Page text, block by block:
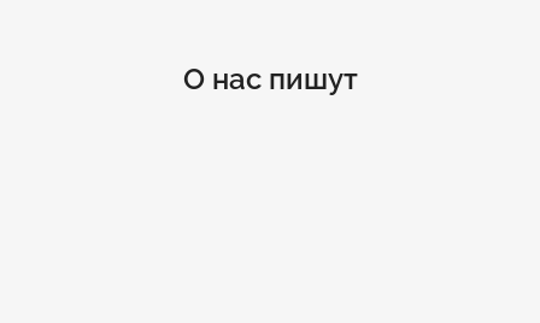
О нас пишут